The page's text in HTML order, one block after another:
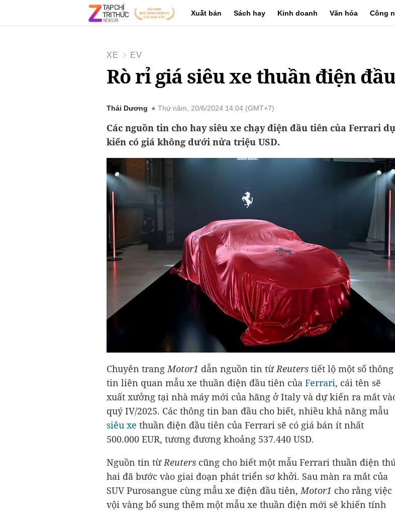
Xuất bản Sách hay Kinh doanh Văn hóa Công
XE EV
Rò rỉ giá siêu xe thuần điện
Thái Dương Thứ năm, 20/6/2024 14:04 (GMT+7)
Các nguồn tin cho hay siêu xe chạy điện đầu tiên của Ferrari
kiến có giá không dưới nửa triệu USD.
Chuyên trangMotor1 dẫn nguồn tin từReuters tiết lộ một số thông
tin liên quan mẫu xe thuần điện đầu tiên của Ferrari, cái tên sẽ
xuất xưởng tại nhà máy mới của hãng ở Italy và dự kiến ra mắt
quý IV/2025. Các thông tin ban đầu cho biết, nhiều khả năng mẫu
siêu xe thuần điện đầu tiên của Ferrari sẽ có giá bán ít nhất
500.000 EUR, tương đương khoảng 537.440 USD.
Nguồn tin từReuters cũng cho biết một mẫu Ferrari thuần điện
hai đã bước vào giai đoạn phát triển sơ khởi. Sau màn ra mắt của
SUV Purosangue cùng mẫu xe điện đầu tiên,Motor1 cho rằng việc
vội vàng bổ sung thêm một mẫu xe thuần điện mới sẽ khiến tính